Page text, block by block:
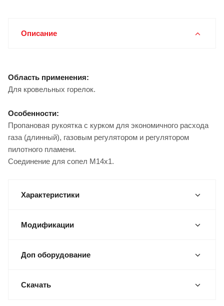
Описание
Область применения:
Для кровельных горелок.
Особенности:
Пропановая рукоятка с курком для экономичного расхода
газа (длинный), газовым регулятором и регулятором
пилотного пламени.
Соединение для сопел М14х1.
Характеристики
Модификации
Доп оборудование
Скачать